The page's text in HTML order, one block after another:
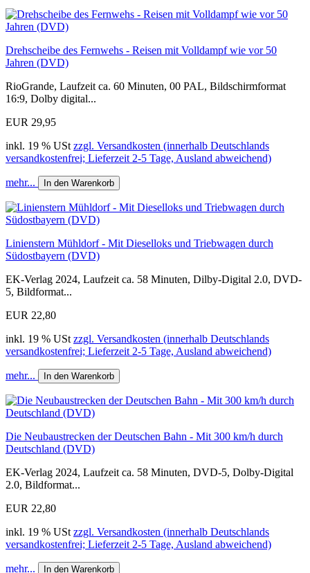
Drehscheibe des Fernwehs - Reisen mit Volldampf wie vor 50
Jahren (DVD)
RioGrande, Laufzeit ca. 60 Minuten, 00 PAL, Bildschirmformat
16:9, Dolby digital...
EUR 29,95
inkl. 19 % USt zzgl. Versandkosten (innerhalb Deutschlands
versandkostenfrei; Lieferzeit 2-5 Tage, Ausland abweichend)
mehr... In den Warenkorb
Linienstern Mühldorf - Mit Dieselloks und Triebwagen durch
Südostbayern (DVD)
EK-Verlag 2024, Laufzeit ca. 58 Minuten, Dilby-Digital 2.0, DVD-
5, Bildformat...
EUR 22,80
inkl. 19 % USt zzgl. Versandkosten (innerhalb Deutschlands
versandkostenfrei; Lieferzeit 2-5 Tage, Ausland abweichend)
mehr... In den Warenkorb
Die Neubaustrecken der Deutschen Bahn - Mit 300 km/h durch
Deutschland (DVD)
EK-Verlag 2024, Laufzeit ca. 58 Minuten, DVD-5, Dolby-Digital
2.0, Bildformat...
EUR 22,80
inkl. 19 % USt zzgl. Versandkosten (innerhalb Deutschlands
versandkostenfrei; Lieferzeit 2-5 Tage, Ausland abweichend)
mehr... In den Warenkorb